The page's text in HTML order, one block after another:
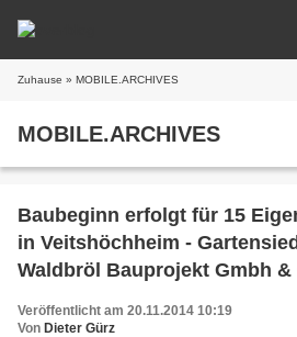
Zuhause » MOBILE.ARCHIVES
MOBILE.ARCHIVES
Baubeginn erfolgt für 15
in Veitshöchheim -
Waldbröl Bauprojekt Gmbh &
Veröffentlicht am 20.11.2014 10:19
Von Dieter Gürz